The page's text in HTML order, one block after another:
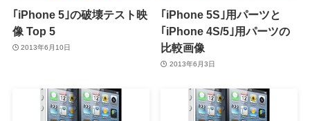
｢iPhone 5｣の破壊テスト映
像 Top 5
2013年6月10日
｢iPhone 5S｣用パーツと
｢iPhone 4S/5｣用パーツの
比較画像
2013年6月3日